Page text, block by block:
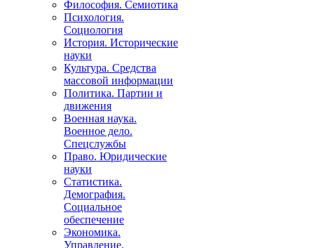
Философия. Семиотика
Психология.
Социология
История. Исторические
науки
Культура. Средства
массовой информации
Политика. Партии и
движения
Военная наука.
Военное дело.
Спецслужбы
Право. Юридические
науки
Статистика.
Демография.
Социальное
обеспечение
Экономика.
Управление.